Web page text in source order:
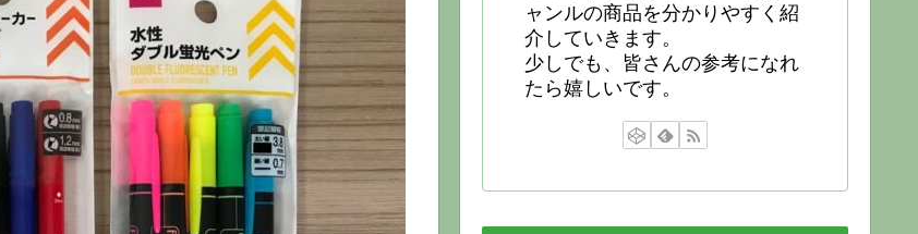
ャンルの商品を分かりやすく紹
介していきます。
少しでも、皆さんの参考になれ
たら嬉しいです。